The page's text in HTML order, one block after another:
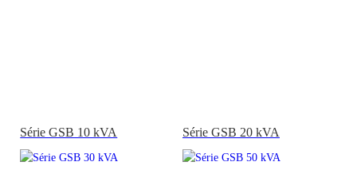
Série GSB 10 kVA Série GSB 20 kVA